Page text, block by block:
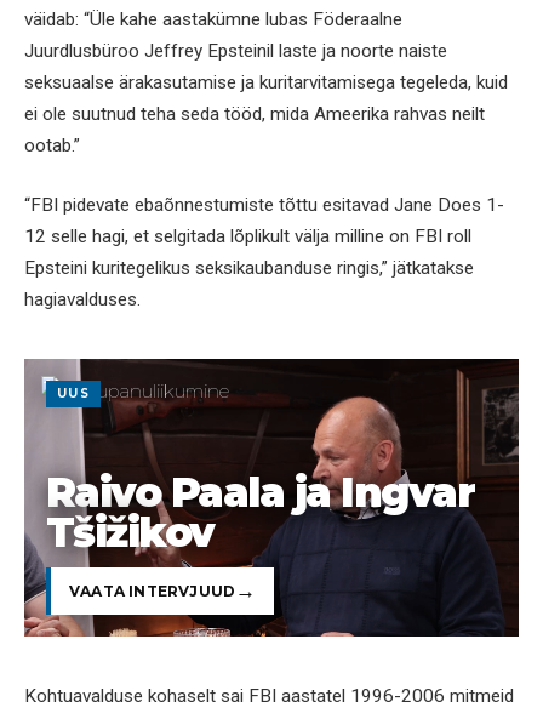
väidab: “Üle kahe aastakümne lubas Föderaalne
Juurdlusbüroo Jeffrey Epsteinil laste ja noorte naiste
seksuaalse ärakasutamise ja kuritarvitamisega tegeleda, kuid
ei ole suutnud teha seda tööd, mida Ameerika rahvas neilt
ootab.”
“FBI pidevate ebaõnnestumiste tõttu esitavad Jane Does 1-
12 selle hagi, et selgitada lõplikult välja milline on FBI roll
Epsteini kuritegelikus seksikaubanduse ringis,” jätkatakse
hagiavalduses.
UUS
Raivo Paala ja Ingvar
Tšižikov
VAATA INTERVJUUD
Kohtuavalduse kohaselt sai FBI aastatel 1996-2006 mitmeid